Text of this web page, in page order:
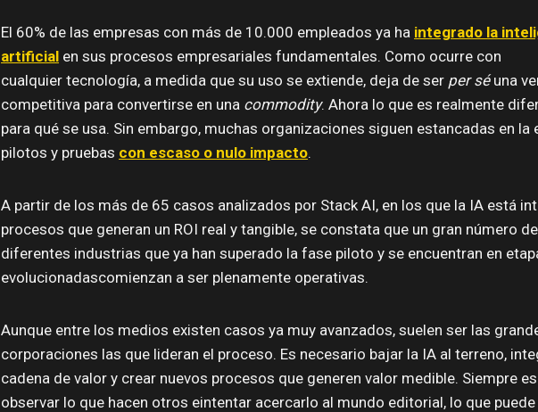
El 60% de las empresas con más de 10.000 empleados ya ha integrado la
artificial en sus procesos empresariales fundamentales. Como ocurre con
cualquier tecnología, a medida que su uso se extiende, deja de ser per séuna
competitiva para convertirse en una commodity. Ahora lo que es realmente
para qué se usa. Sin embargo, muchas organizaciones siguen estancadas en la
pilotos y pruebas con escaso o nulo impacto.
A partir de los más de 65 casos analizados por Stack AI, en los que la IA está
procesos que generan un ROI real y tangible, se constata que un gran número
diferentes industrias que ya han superado la fase piloto y se encuentran en
evolucionadascomienzan a ser plenamente operativas.
Aunque entre los medios existen casos ya muy avanzados, suelen ser las
corporaciones las que lideran el proceso. Es necesario bajar la IA al terreno,
cadena de valor y crear nuevos procesos que generen valor medible. Siempre
observar lo que hacen otros eintentar acercarlo al mundo editorial, lo que puede